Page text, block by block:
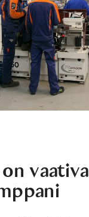
vaativa